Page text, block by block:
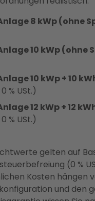
8 kWp (ohne
10 kWp (ohne
10 kWp + 10
% USt.)
12 kWp + 12
% USt.)
gelten auf
(0 %
Kosten hängen
und den